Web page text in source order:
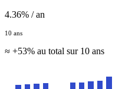
4.36% / an
10 ans
≈ +53% au total sur 10 ans